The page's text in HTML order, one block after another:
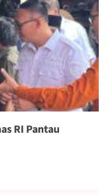
RI Pantau